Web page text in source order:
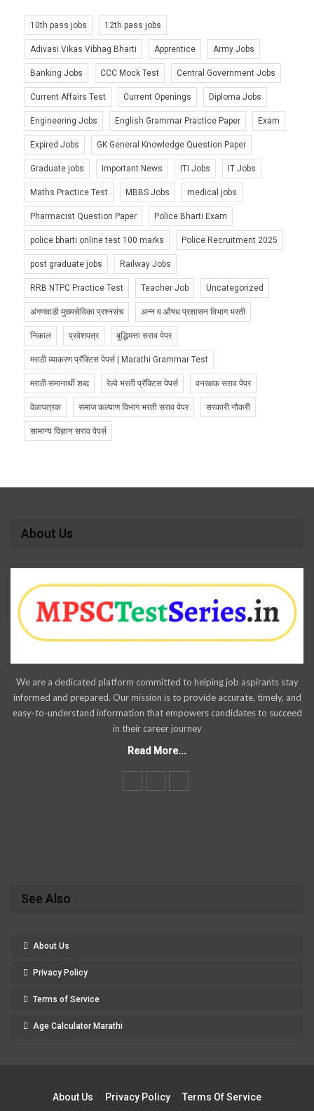
10th pass jobs 12th pass jobs
Adivasi Vikas Vibhag Bharti Apprentice Army Jobs
Banking Jobs CCC Mock Test Central Government Jobs
Current Affairs Test Current Openings Diploma Jobs
Engineering Jobs English Grammar Practice Paper Exam
Expired Jobs GK General Knowledge Question Paper
Graduate jobs Important News ITI Jobs IT Jobs
Maths Practice Test MBBS Jobs medical jobs
Pharmacist Question Paper Police Bharti Exam
police bharti online test 100 marks Police Recruitment 2025
post graduate jobs Railway Jobs
RRB NTPC Practice Test Teacher Job Uncategorized
अंगणवाडी मुख्यसेविका प्रश्नसंच अन्न व औषध प्रशासन विभाग भरती
निकाल प्रवेशपत्र बुद्धिमत्ता सराव पेपर
मराठी व्याकरण प्रॅक्टिस पेपर्स | Marathi Grammar Test
मराठी समानार्थी शब्द रेल्वे भरती प्रॅक्टिस पेपर्स वनरक्षक सराव पेपर
वेळापत्रक समाज कल्याण विभाग भरती सराव पेपर सरकारी नौकरी
सामान्य विज्ञान सराव पेपर्स
About Us
We are a dedicated platform committed to helping job aspirants stay
informed and prepared. Our mission is to provide accurate, timely, and
easy-to-understand information that empowers candidates to succeed
in their career journey
Read More...
See Also
About Us
Privacy Policy
Terms of Service
Age Calculator Marathi
About Us Privacy Policy Terms Of Service